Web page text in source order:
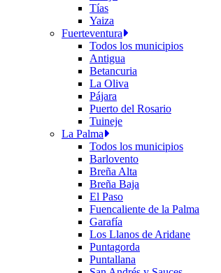
Tías
Yaiza
Fuerteventura
Todos los municipios
Antigua
Betancuria
La Oliva
Pájara
Puerto del Rosario
Tuineje
La Palma
Todos los municipios
Barlovento
Breña Alta
Breña Baja
El Paso
Fuencaliente de la Palma
Garafía
Los Llanos de Aridane
Puntagorda
Puntallana